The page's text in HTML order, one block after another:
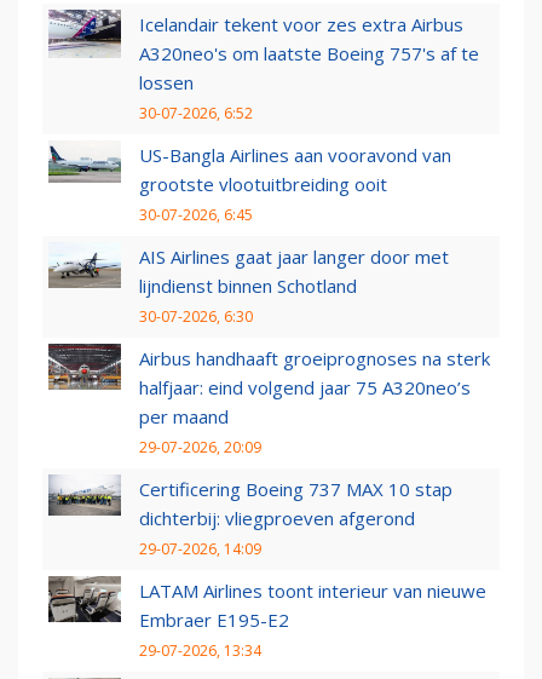
Icelandair tekent voor zes extra Airbus
A320neo's om laatste Boeing 757's af te
lossen
30-07-2026, 6:52
US-Bangla Airlines aan vooravond van
grootste vlootuitbreiding ooit
30-07-2026, 6:45
AIS Airlines gaat jaar langer door met
lijndienst binnen Schotland
30-07-2026, 6:30
Airbus handhaaft groeiprognoses na sterk
halfjaar: eind volgend jaar 75 A320neo’s
per maand
29-07-2026, 20:09
Certificering Boeing 737 MAX 10 stap
dichterbij: vliegproeven afgerond
29-07-2026, 14:09
LATAM Airlines toont interieur van nieuwe
Embraer E195-E2
29-07-2026, 13:34